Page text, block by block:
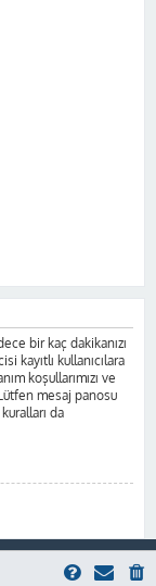
bir kaç dakikanızı
kayıtlı kullanıcılara
koşullarımızı ve
mesaj panosu
da